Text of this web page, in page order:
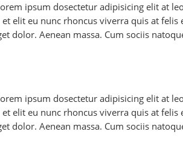
ipsum dosectetur adipisicing elit at
elit eu nunc rhoncus viverra quis at felis
dolor. Aenean massa. Cum sociis
ipsum dosectetur adipisicing elit at
elit eu nunc rhoncus viverra quis at felis
dolor. Aenean massa. Cum sociis